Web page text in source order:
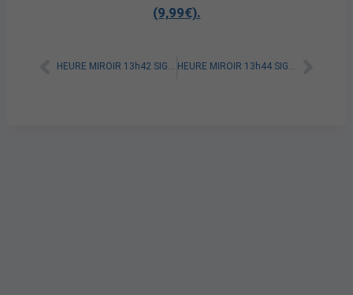
(9,99€).
HEURE MIROIR 13h42 SIGNIFICATION SPIRITUELLE [A LIRE] HEURE MIROIR 13h44 SIGNIFICATION SPIRITUELLE [A LIRE]